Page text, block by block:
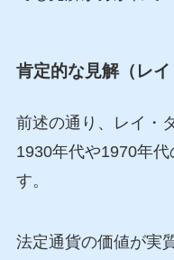
肯定的な見解（レイ
前述の通り、レイ・
1930年代や1970年
す。
法定通貨の価値が実